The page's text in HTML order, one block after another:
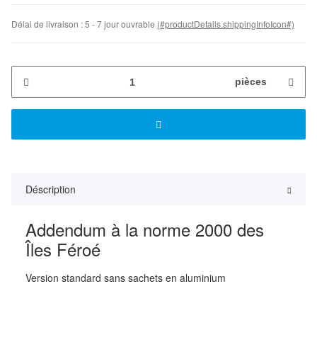
Délai de livraison :5 - 7 jour ouvrable (#productDetails.shippingInfoIcon#)
pièces
Déscription
Addendum à la norme 2000 des
Îles Féroé
Version standard sans sachets en aluminium